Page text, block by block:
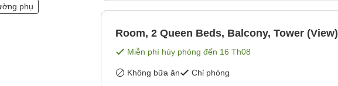
phụ
Room, 2 Queen Beds, Balcony, Tower (View)
Miễn phí hủy phòng đến 16 Th08
Không bữa ăn Chỉ phòng